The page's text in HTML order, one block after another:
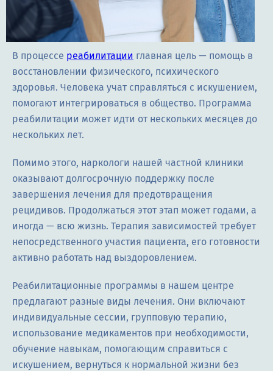
В процессе реабилитации главная цель — помощь в
восстановлении физического, психического
здоровья. Человека учат справляться с искушением,
помогают интегрироваться в общество. Программа
реабилитации может идти от нескольких месяцев до
нескольких лет.
Помимо этого, наркологи нашей частной клиники
оказывают долгосрочную поддержку после
завершения лечения для предотвращения
рецидивов. Продолжаться этот этап может годами, а
иногда — всю жизнь. Терапия зависимостей требует
непосредственного участия пациента, его готовности
активно работать над выздоровлением.
Реабилитационные программы в нашем центре
предлагают разные виды лечения. Они включают
индивидуальные сессии, групповую терапию,
использование медикаментов при необходимости,
обучение навыкам, помогающим справиться с
искушением, вернуться к нормальной жизни без